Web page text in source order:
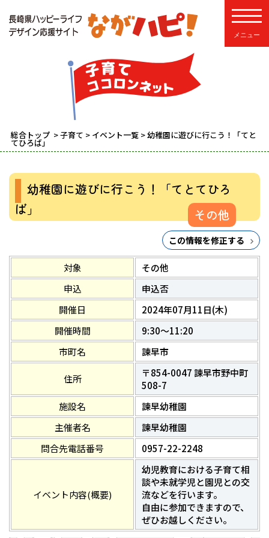
総合トップ >子育て > イベント一覧 > 幼稚園に遊びに行こう！「てと
てひろば」
幼稚園に遊びに行こう！「てとてひろ
ば」
その他
この情報を修正する
対象
その他
申込
申込否
開催日
2024年07月11日(木)
開催時間
9:30～11:20
市町名
諫早市
住所
〒854-0047 諫早市野中町
508-7
施設名
諫早幼稚園
主催者名
諫早幼稚園
問合先電話番号
0957-22-2248
イベント内容(概要)
幼児教育における子育て相
談や未就学児と園児との交
流などを行います。
自由に参加できますので、
ぜひお越しください。